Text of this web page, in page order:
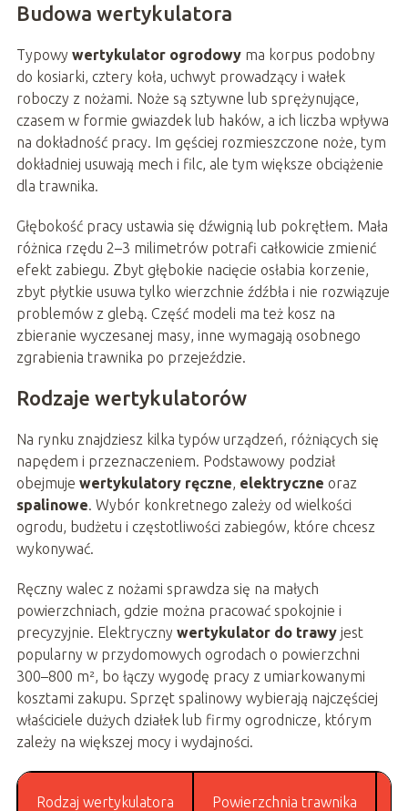
Budowa wertykulatora
Typowy wertykulator ogrodowyma korpus podobny
do kosiarki, cztery koła, uchwyt prowadzący i wałek
roboczy z nożami. Noże są sztywne lub sprężynujące,
czasem w formie gwiazdek lub haków, a ich liczba wpływa
na dokładność pracy. Im gęściej rozmieszczone noże, tym
dokładniej usuwają mech i filc, ale tym większe obciążenie
dla trawnika.
Głębokość pracy ustawia się dźwignią lub pokrętłem. Mała
różnica rzędu 2–3 milimetrów potrafi całkowicie zmienić
efekt zabiegu. Zbyt głębokie nacięcie osłabia korzenie,
zbyt płytkie usuwa tylko wierzchnie źdźbła i nie rozwiązuje
problemów z glebą. Część modeli ma też kosz na
zbieranie wyczesanej masy, inne wymagają osobnego
zgrabienia trawnika po przejeździe.
Rodzaje wertykulatorów
Na rynku znajdziesz kilka typów urządzeń, różniących się
napędem i przeznaczeniem. Podstawowy podział
obejmuje wertykulatory ręczne, elektryczne oraz
spalinowe. Wybór konkretnego zależy od wielkości
ogrodu, budżetu i częstotliwości zabiegów, które chcesz
wykonywać.
Ręczny walec z nożami sprawdza się na małych
powierzchniach, gdzie można pracować spokojnie i
precyzyjnie. Elektryczny wertykulator do trawyjest
popularny w przydomowych ogrodach o powierzchni
300–800 m², bo łączy wygodę pracy z umiarkowanymi
kosztami zakupu. Sprzęt spalinowy wybierają najczęściej
właściciele dużych działek lub firmy ogrodnicze, którym
zależy na większej mocy i wydajności.
Rodzaj wertykulatora Powierzchnia trawnika